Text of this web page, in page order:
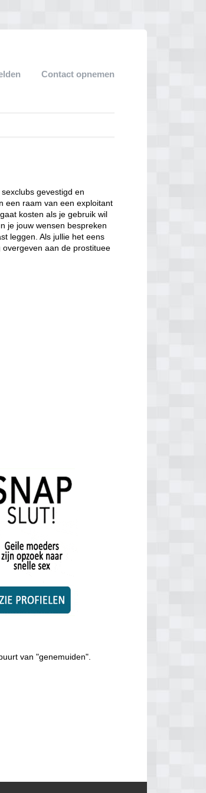
Contact opnemen
gevestigd en
een raam van een exploitant
kosten als je gebruik wil
je jouw wensen bespreken
leggen. Als jullie het eens
aan de prostituee
van "genemuiden".